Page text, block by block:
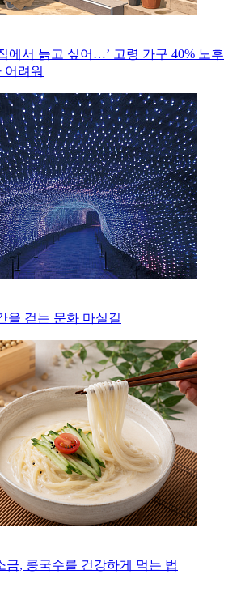
에서 늙고 싶어…’ 고령 가구 40% 노후
어려워
을 걷는 문화 마실길
금, 콩국수를 건강하게 먹는 법